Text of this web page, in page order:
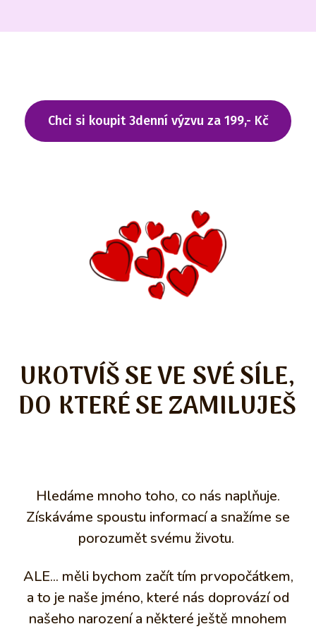
Chci si koupit 3denní výzvu za 199,- Kč
UKOTVÍŠ SE VE SVÉ SÍLE,
DO KTERÉ SE ZAMILUJEŠ
Hledáme mnoho toho, co nás naplňuje.
Získáváme spoustu informací a snažíme se
porozumět svému životu.
ALE... měli bychom začít tím prvopočátkem,
a to je naše jméno, které nás doprovází od
našeho narození a některé ještě mnohem